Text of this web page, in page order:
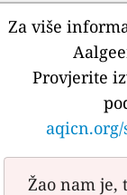
Za više
Provjerite
Žao nam je,